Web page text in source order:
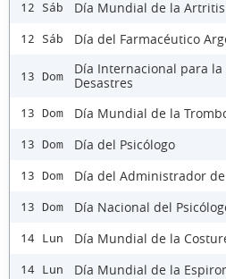
12 Sáb Día Mundial de la
12 Sáb Día del Farmacéutico
13 Dom
Día Internacional para la
Desastres
13 Dom Día Mundial de la
13 Dom Día del Psicólogo
13 Dom Día del Administrador
13 Dom Día Nacional del
14 Lun Día Mundial de la
14 Lun Día Mundial de la